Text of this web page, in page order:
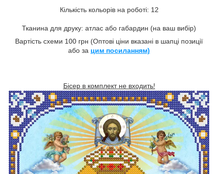
Кількість кольорів на роботі: 12
Тканина для друку: атлас або габардин (на ваш вибір)
Вартість схеми 100 грн (Оптові ціни вказані в шапці позиції
або за цим посиланням)
Бісер в комплект не входить!